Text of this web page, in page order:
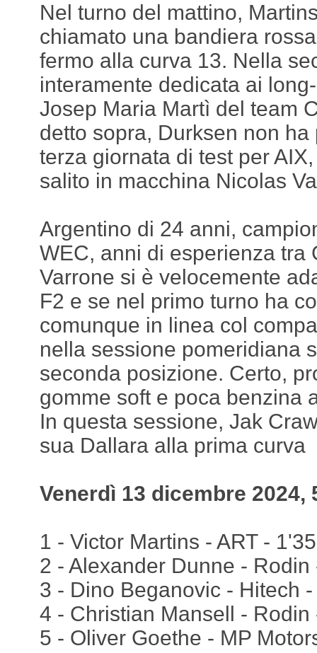
Nel turno del mattino,
chiamato una bandiera
fermo alla curva 13. Nella
interamente dedicata ai
Josep Maria Martì del team
detto sopra, Durksen non
terza giornata di test per
salito in macchina Nicolas
Argentino di 24 anni,
WEC, anni di esperienza tra
Varrone si è velocemente
F2 e se nel primo turno ha
comunque in linea col
nella sessione pomeridiana
seconda posizione. Certo,
gomme soft e poca benzina
In questa sessione, Jak
sua Dallara alla prima curva
Venerdì 13 dicembre 2024,
1 - Victor Martins - ART -
2 - Alexander Dunne -
3 - Dino Beganovic - Hitech
4 - Christian Mansell -
5 - Oliver Goethe - MP